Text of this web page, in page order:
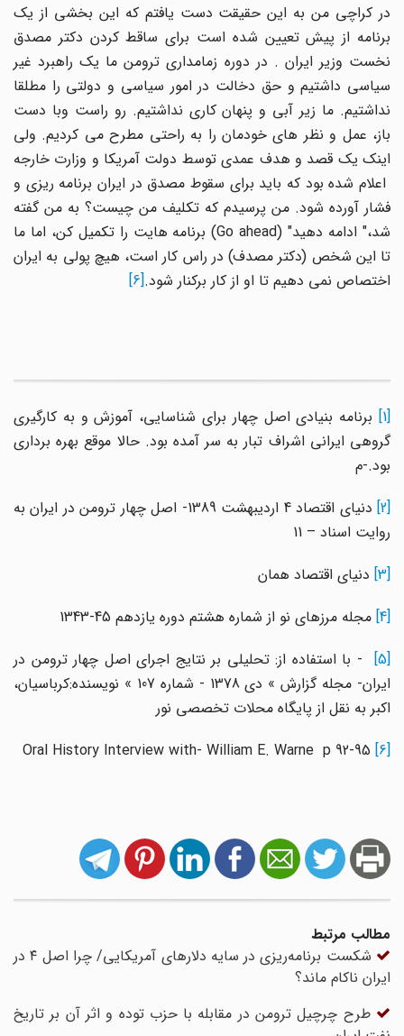
در کراچی من به این حقیقت دست یافتم که این بخشی از یک
برنامه از پیش تعیین شده است برای ساقط کردن دکتر مصدق
نخست وزیر ایران . در دوره زمامداری ترومن ما یک راهبرد غیر
سیاسی داشتیم و حق دخالت در امور سیاسی و دولتی را مطلقا
نداشتیم. ما زیر آبی و پنهان کاری نداشتیم. رو راست وبا دست
باز، عمل و نظر های خودمان را به راحتی مطرح می کردیم. ولی
اینک یک قصد و هدف عمدی توسط دولت آمریکا و وزارت خارجه
اعلام شده بود که باید برای سقوط مصدق در ایران برنامه ریزی و
فشار آورده شود. من پرسیدم که تکلیف من چیست؟ به من گفته
شد،" ادامه دهید" (Go ahead) برنامه هایت را تکمیل کن، اما ما
تا این شخص (دکتر مصدف) در راس کار است، هیچ پولی به ایران
اختصاص نمی دهیم تا او از کار برکنار شود.[6]
برنامه بنیادی اصل چهار برای شناسایی، آموزش و به کارگیری
گروهی ایرانی اشراف تبار به سر آمده بود. حالا موقع بهره برداری
بود.-م
دنیای اقتصاد 4 اردیبهشت 1389- اصل چهار ترومن در ایران به
روایت اسناد – 11
دنیای اقتصاد همان
مجله مرزهای نو از شماره هشتم دوره یازدهم‌ 45-1343
- با استفاده از: تحلیلی بر نتایج اجرای اصل چهار ترومن در
ایران- مجله گزارش » دی 1378 - شماره 107 » نویسنده:کرباسیان،
اکبر به نقل از پایگاه محلات تخصصی نور
Oral History Interview with- William E. Warne p 92-95
مطالب مرتبط
شکست برنامه‌ریزی در سایه دلارهای آمریکایی/ چرا اصل ۴ در
ایران ناکام ماند؟
طرح چرچیل ترومن در مقابله با حزب توده و اثر آن بر تاریخ